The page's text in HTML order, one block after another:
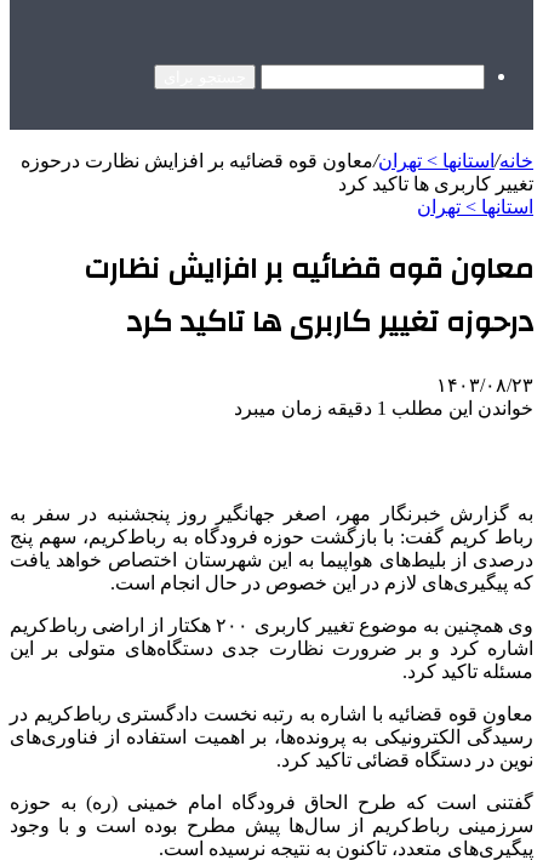
خانه/ استانها > تهران/معاون قوه قضائیه بر افزایش نظارت درحوزه
تغییر کاربری ها تاکید کرد
استانها > تهران
معاون قوه قضائیه بر افزایش نظارت
درحوزه تغییر کاربری ها تاکید کرد
۱۴۰۳/۰۸/۲۳
خواندن این مطلب 1 دقیقه زمان میبرد
به گزارش خبرنگار مهر، اصغر جهانگیر روز پنجشنبه در سفر به
رباط کریم گفت: با بازگشت حوزه فرودگاه به رباط‌کریم، سهم پنج
درصدی از بلیط‌های هواپیما به این شهرستان اختصاص خواهد یافت
که پیگیری‌های لازم در این خصوص در حال انجام است.
وی همچنین به موضوع تغییر کاربری ۲۰۰ هکتار از اراضی رباط‌کریم
اشاره کرد و بر ضرورت نظارت جدی دستگاه‌های متولی بر این
مسئله تاکید کرد.
معاون قوه قضائیه با اشاره به رتبه نخست دادگستری رباط‌کریم در
رسیدگی الکترونیکی به پرونده‌ها، بر اهمیت استفاده از فناوری‌های
نوین در دستگاه قضائی تاکید کرد.
گفتنی است که طرح الحاق فرودگاه امام خمینی (ره) به حوزه
سرزمینی رباط‌کریم از سال‌ها پیش مطرح بوده است و با وجود
پیگیری‌های متعدد، تاکنون به نتیجه نرسیده است.